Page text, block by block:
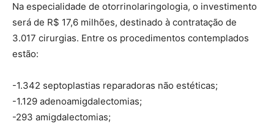
Na especialidade de otorrinolaringologia, o investimento
será de R$ 17,6 milhões, destinado à contratação de
3.017 cirurgias. Entre os procedimentos contemplados
estão:
-1.342 septoplastias reparadoras não estéticas;
-1.129 adenoamigdalectomias;
-293 amigdalectomias;